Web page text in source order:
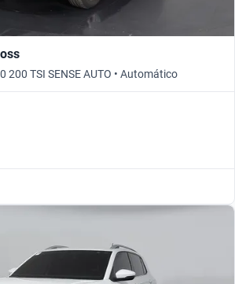
200 TSI SENSE AUTO • Automático